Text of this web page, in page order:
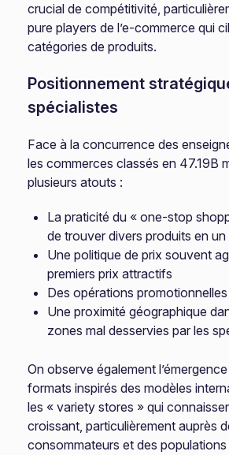
crucial de compétitivité,
pure players de l’e-commerce qui
catégories de produits.
Positionnement
spécialistes
Face à la concurrence des
les commerces classés en 47.19B
plusieurs atouts :
La praticité du « one-stop
de trouver divers produits en un
Une politique de prix souvent
premiers prix attractifs
Des opérations
Une proximité géographique
zones mal desservies par les
On observe également
formats inspirés des modèles
les « variety stores » qui
croissant, particulièrement auprès
consommateurs et des